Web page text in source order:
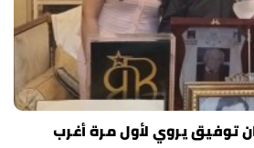
رشوان توفيق يروي لأول مرة أغرب